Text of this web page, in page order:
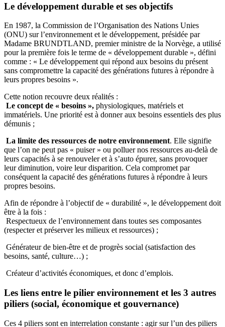
Le développement durable et ses objectifs
En 1987, la Commission de l’Organisation des Nations Unies
(ONU) sur l’environnement et le développement, présidée par
Madame BRUNDTLAND, premier ministre de la Norvège, a utilisé
pour la première fois le terme de « développement durable », défini
comme : « Le développement qui répond aux besoins du présent
sans compromettre la capacité des générations futures à répondre à
leurs propres besoins ».
Cette notion recouvre deux réalités :
Le concept de « besoins », physiologiques, matériels et
immatériels. Une priorité est à donner aux besoins essentiels des plus
démunis ;
La limite des ressources de notre environnement. Elle signifie
que l’on ne peut pas « puiser » ou polluer nos ressources au-delà de
leurs capacités à se renouveler et à s’auto épurer, sans provoquer
leur diminution, voire leur disparition. Cela compromet par
conséquent la capacité des générations futures à répondre à leurs
propres besoins.
Afin de répondre à l’objectif de « durabilité », le développement doit
être à la fois :
Respectueux de l’environnement dans toutes ses composantes
(respecter et préserver les milieux et ressources) ;
Générateur de bien-être et de progrès social (satisfaction des
besoins, santé, culture…) ;
Créateur d’activités économiques, et donc d’emplois.
Les liens entre le pilier environnement et les 3 autres
piliers (social, économique et gouvernance)
Ces 4 piliers sont en interrelation constante : agir sur l’un des piliers